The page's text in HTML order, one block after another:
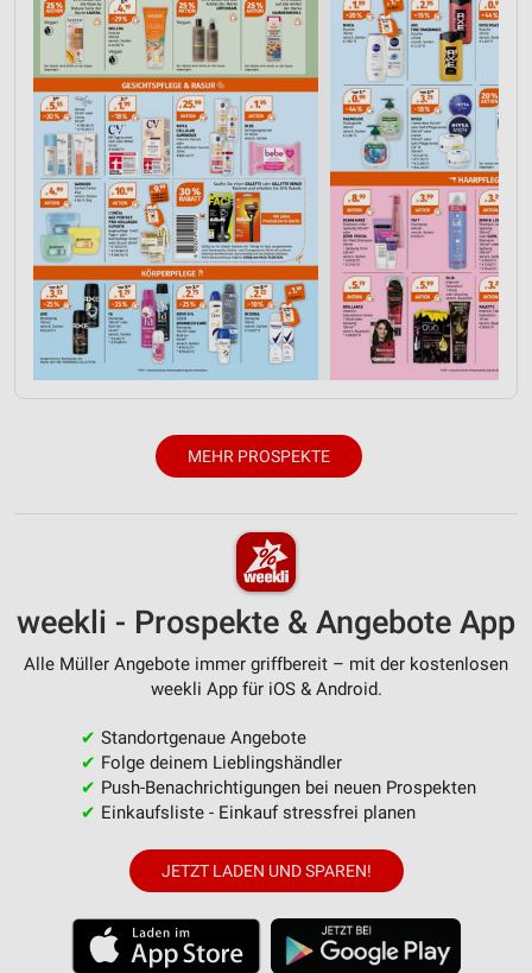
MEHR PROSPEKTE
weekli - Prospekte & Angebote App
Alle Müller Angebote immer griffbereit – mit der kostenlosen
weekli App für iOS & Android.
✔ Standortgenaue Angebote
✔ Folge deinem Lieblingshändler
✔ Push-Benachrichtigungen bei neuen Prospekten
✔ Einkaufsliste - Einkauf stressfrei planen
JETZT LADEN UND SPAREN!
Funktional
Werbung